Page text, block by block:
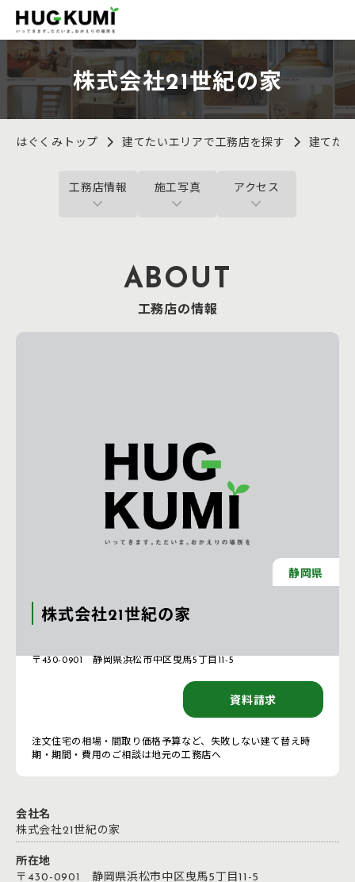
株式会社21世紀の家
はぐくみトップ 建てたいエリアで工務店を探す 建てた
工務店情報 施工写真 アクセス
ABOUT
工務店の情報
静岡県
株式会社21世紀の家
〒430-0901 静岡県浜松市中区曳馬5丁目11-5
資料請求
注文住宅の相場・間取り価格予算など、失敗しない建て替え時
期・期間・費用のご相談は地元の工務店へ
会社名
株式会社21世紀の家
所在地
〒430-0901 静岡県浜松市中区曳馬5丁目11-5